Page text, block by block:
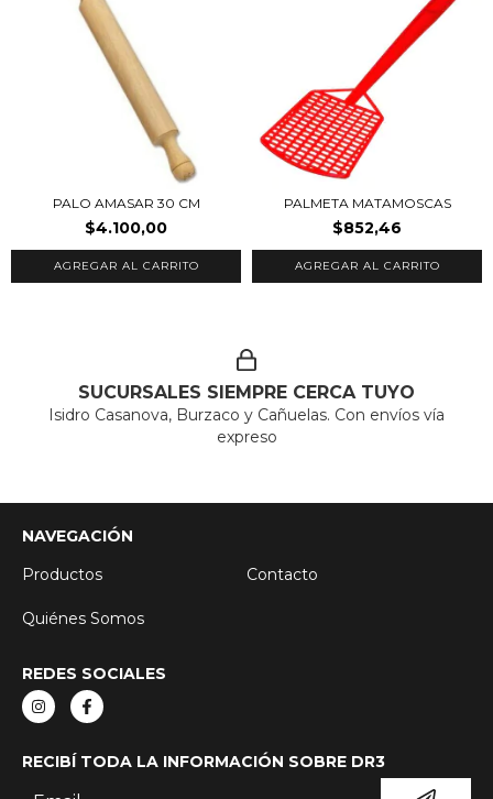
PALO AMASAR 30 CM
$4.100,00
PALMETA MATAMOSCAS
$852,46
SUCURSALES SIEMPRE CERCA TUYO
Isidro Casanova, Burzaco y Cañuelas. Con envíos vía
expreso
NAVEGACIÓN
Productos
Contacto
Quiénes Somos
REDES SOCIALES
RECIBÍ TODA LA INFORMACIÓN SOBRE DR3